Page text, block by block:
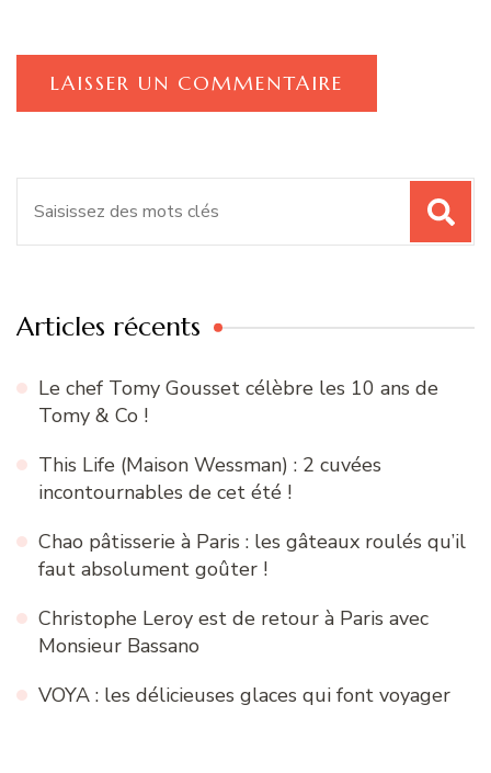
Articles récents
Le chef Tomy Gousset célèbre les 10 ans de
Tomy & Co !
This Life (Maison Wessman) : 2 cuvées
incontournables de cet été !
Chao pâtisserie à Paris : les gâteaux roulés qu’il
faut absolument goûter !
Christophe Leroy est de retour à Paris avec
Monsieur Bassano
VOYA : les délicieuses glaces qui font voyager